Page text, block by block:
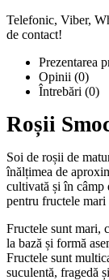
Telefonic, Viber,
de contact!
Prezentarea
Opinii (0)
Întrebări (0)
Roșii
Soi de roșii de
înălțimea de
cultivată și în câmp
pentru fructele
Fructele sunt mari,
la bază și formă
Fructele sunt
suculentă, fragedă